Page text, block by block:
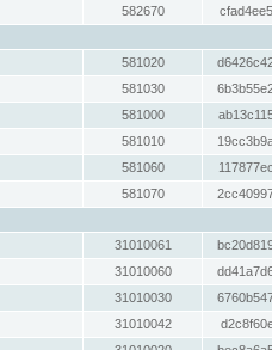
582670
581020
581030
581000
581010
581060
581070
31010061
31010060
31010030
31010042